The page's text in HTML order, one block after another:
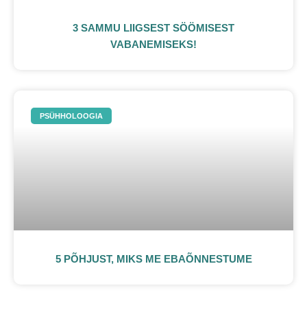
3 SAMMU LIIGSEST SÖÖMISEST
VABANEMISEKS!
PSÜHHOLOOGIA
5 PÕHJUST, MIKS ME EBAÕNNESTUME